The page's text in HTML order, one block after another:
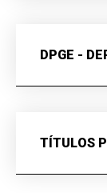
DPGE -
TÍTULOS